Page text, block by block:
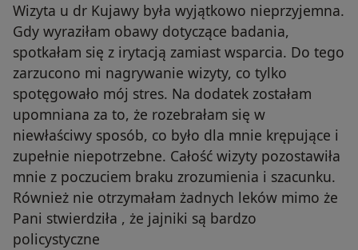
Wizyta u dr Kujawy była wyjątkowo nieprzyjemna.
Gdy wyraziłam obawy dotyczące badania,
spotkałam się z irytacją zamiast wsparcia. Do tego
zarzucono mi nagrywanie wizyty, co tylko
spotęgowało mój stres. Na dodatek zostałam
upomniana za to, że rozebrałam się w
niewłaściwy sposób, co było dla mnie krępujące i
zupełnie niepotrzebne. Całość wizyty pozostawiła
mnie z poczuciem braku zrozumienia i szacunku.
Również nie otrzymałam żadnych leków mimo że
Pani stwierdziła , że jajniki są bardzo
policystyczne